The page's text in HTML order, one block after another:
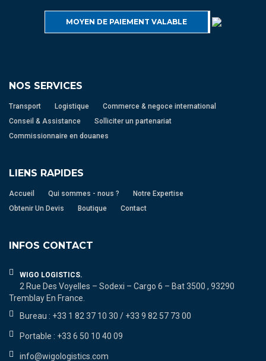
MOYEN DE PAIEMENT VALABLE
NOS SERVICES
Transport Logistique
Commerce & negoce international
Conseil & Assistance
Solliciter un partenariat
Commissionnaire en douanes
LIENS RAPIDES
Accueil Qui sommes - nous ?
Notre Expertise
Obtenir Un Devis
Boutique Contact
INFOS CONTACT
WIGO LOGISTICS.
2 Rue Des Voyelles – Sodexi – Cargo 6 – Bat 3500 , 93290
Tremblay En France.
Bureau : +33 1 82 37 10 30 / +33 9 82 57 73 00
Portable : +33 6 50 10 40 09
info@wigologistics.com